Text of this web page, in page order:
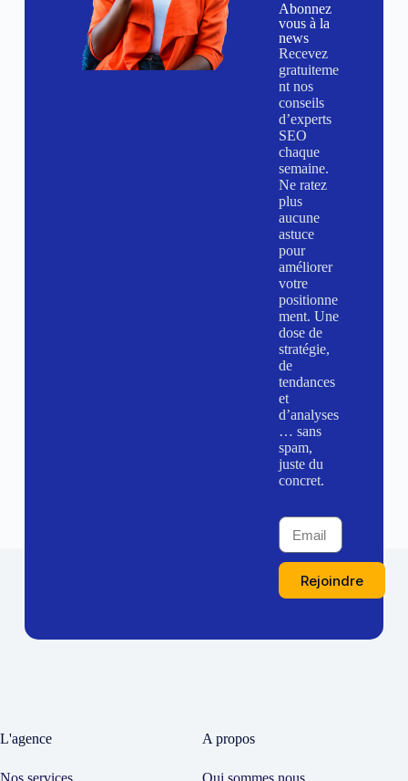
Abonnez
vous à la
news
Recevez
gratuiteme
nt nos
conseils
d’experts
SEO
chaque
semaine.
Ne ratez
plus
aucune
astuce
pour
améliorer
votre
positionne
ment. Une
dose de
stratégie,
de
tendances
et
d’analyses
… sans
spam,
juste du
concret.
Rejoindre
L'agence A propos